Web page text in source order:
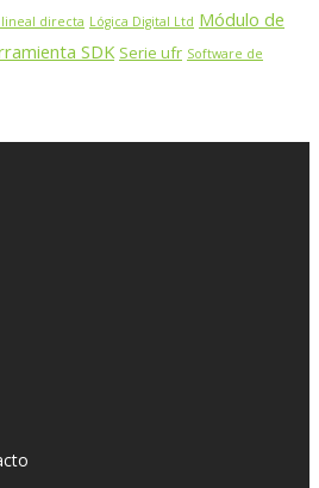
directa Lógica Digital Ltd Módulo de
SDK Serie ufr Software de